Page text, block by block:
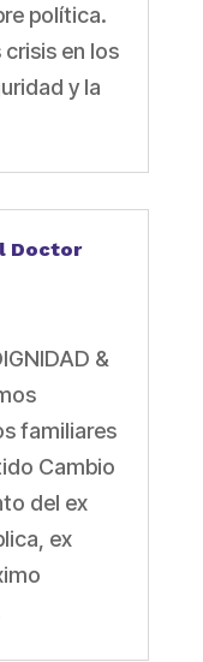
política.
en los
y la
Doctor
&
familiares
Cambio
del ex
ex